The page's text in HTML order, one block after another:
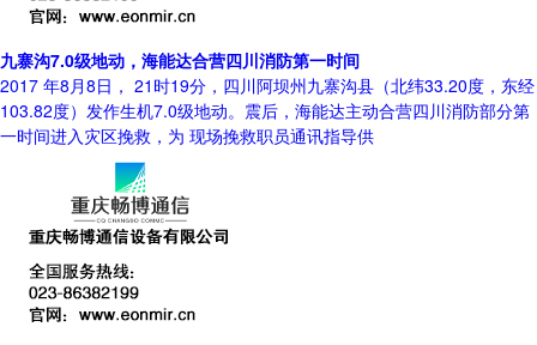
九寨沟7.0级地动，海能达合营四川消防第一时间
2017 年8月8日， 21时19分，四川阿坝州九寨沟县（北纬33.20度，东经
103.82度）发作生机7.0级地动。震后，海能达主动合营四川消防部分第
一时间进入灾区挽救，为 现场挽救职员通讯指导供